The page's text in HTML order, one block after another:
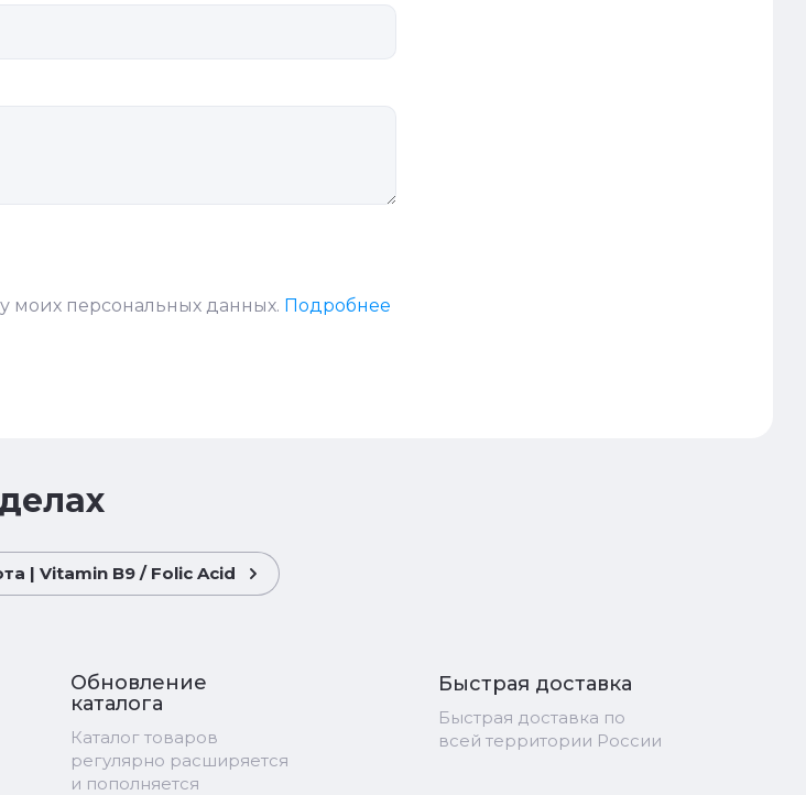
моих персональных данных. Подробнее
| Vitamin B9 / Folic Acid
Обновление
каталога
Каталог товаров
регулярно расширяется
и пополняется
Быстрая доставка
Быстрая доставка по
всей территории России